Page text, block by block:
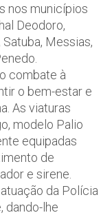
nos municípios
Deodoro,
Messias,
combate à
o bem-estar e
As viaturas
modelo Palio
equipadas
de
e sirene.
da Polícia
dando-lhe